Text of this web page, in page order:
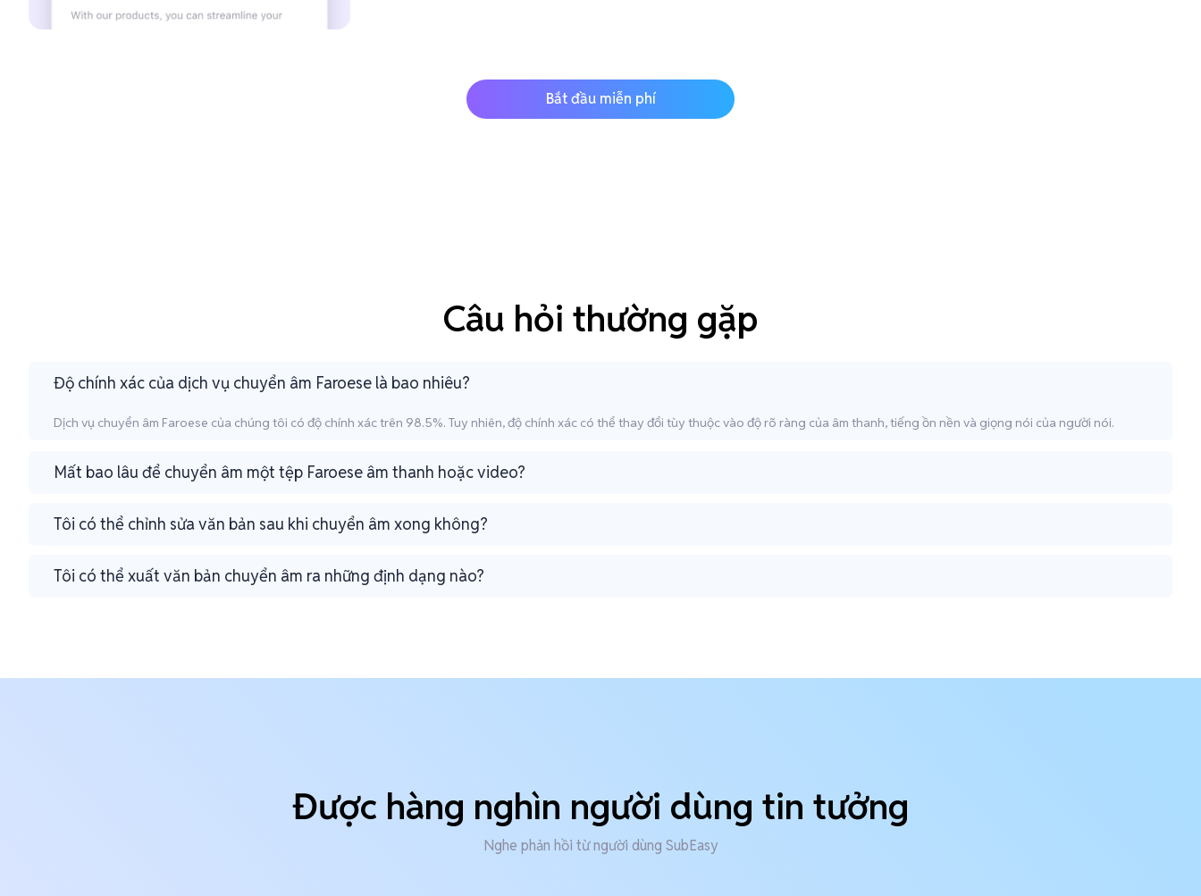
Bắt đầu miễn phí
Câu hỏi thường gặp
Độ chính xác của dịch vụ chuyển âm Faroese là bao nhiêu?
Dịch vụ chuyển âm Faroese của chúng tôi có độ chính xác trên 98.5%. Tuy nhiên, độ chính xác có thể thay đổi tùy thuộc vào độ rõ ràng của âm thanh, tiếng ồn nền và giọng nói của người nói.
Mất bao lâu để chuyển âm một tệp Faroese âm thanh hoặc video?
Tôi có thể chỉnh sửa văn bản sau khi chuyển âm xong không?
Tôi có thể xuất văn bản chuyển âm ra những định dạng nào?
Được hàng nghìn người dùng tin tưởng
Nghe phản hồi từ người dùng SubEasy